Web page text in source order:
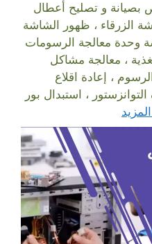
بصيانة و تصليح أعطال
الزرقاء ، ظهور الشاشة
وحدة معالجة الرسومات
، معالجة مشاكل
، إعادة اقلاع
، استبدال بور
المزيد